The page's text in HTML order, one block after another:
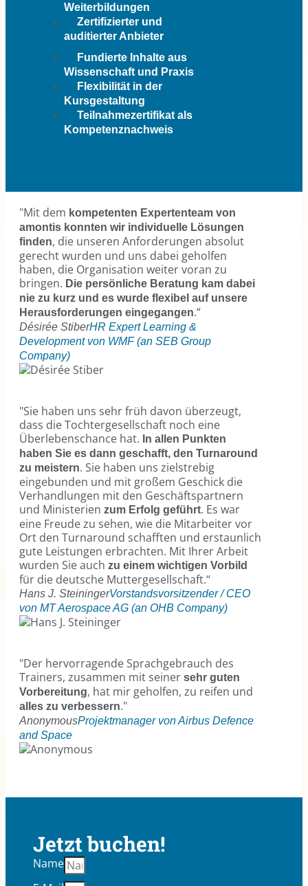
Weiterbildungen
Zertifizierter und
auditierter Anbieter
Fundierte Inhalte aus
Wissenschaft und Praxis
Flexibilität in der
Kursgestaltung
Teilnahmezertifikat als
Kompetenznachweis
"Mit dem kompetenten Expertenteam von
amontis konnten wir individuelle Lösungen
finden, die unseren Anforderungen absolut
gerecht wurden und uns dabei geholfen
haben, die Organisation weiter voran zu
bringen. Die persönliche Beratung kam dabei
nie zu kurz und es wurde flexibel auf unsere
Herausforderungen eingegangen.“
Désirée StiberHR Expert Learning &
Development von WMF (an SEB Group
Company)
"Sie haben uns sehr früh davon überzeugt,
dass die Tochtergesellschaft noch eine
Überlebenschance hat. In allen Punkten
haben Sie es dann geschafft, den Turnaround
zu meistern. Sie haben uns zielstrebig
eingebunden und mit großem Geschick die
Verhandlungen mit den Geschäftspartnern
und Ministerien zum Erfolg geführt. Es war
eine Freude zu sehen, wie die Mitarbeiter vor
Ort den Turnaround schafften und erstaunlich
gute Leistungen erbrachten. Mit Ihrer Arbeit
wurden Sie auch zu einem wichtigen Vorbild
für die deutsche Muttergesellschaft.“
Hans J. SteiningerVorstandsvorsitzender / CEO
von MT Aerospace AG (an OHB Company)
"Der hervorragende Sprachgebrauch des
Trainers, zusammen mit seiner sehr guten
Vorbereitung, hat mir geholfen, zu reifen und
alles zu verbessern."
AnonymousProjektmanager von Airbus Defence
and Space
Jetzt buchen!
Name